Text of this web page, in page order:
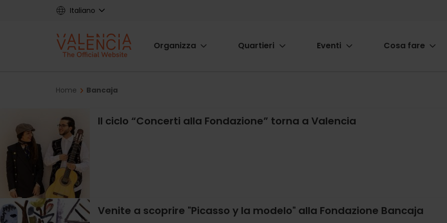
Italiano
Main
Organizza Quartieri Eventi Cosa fare
Breadcrumb
Home Bancaja
Il ciclo “Concerti alla Fondazione” torna a Valencia
Venite a scoprire "Picasso y la modelo" alla Fondazione Bancaja